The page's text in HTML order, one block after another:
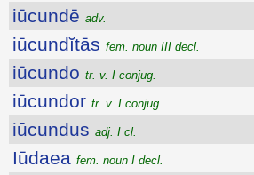
iūcundē adv.
iūcundĭtās fem. noun III decl.
iūcundo tr. v. I conjug.
iūcundor tr. v. I conjug.
iūcundus adj. I cl.
Iūdaea fem. noun I decl.